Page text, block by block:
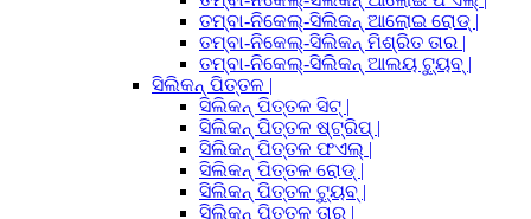
ତମ୍ବା-ନିକେଲ୍-ସିଲିକନ୍ ଆଲୋଇ ରୋଡ୍ |
ତମ୍ବା-ନିକେଲ୍-ସିଲିକନ୍ ମିଶ୍ରିତ ତାର |
ତମ୍ବା-ନିକେଲ୍-ସିଲିକନ୍ ଆଲୟ ଟ୍ୟୁବ୍ |
ସିଲିକନ୍ ପିତ୍ତଳ |
ସିଲିକନ୍ ପିତ୍ତଳ ସିଟ୍ |
ସିଲିକନ୍ ପିତ୍ତଳ ଷ୍ଟ୍ରିପ୍ |
ସିଲିକନ୍ ପିତ୍ତଳ ଫଏଲ୍ |
ସିଲିକନ୍ ପିତ୍ତଳ ରୋଡ୍ |
ସିଲିକନ୍ ପିତ୍ତଳ ଟ୍ୟୁବ୍ |
ସିଲିକନ୍ ପିତ୍ତଳ ତାର |